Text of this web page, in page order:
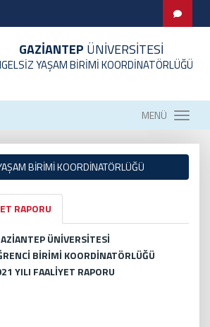
GAZİANTEP ÜNİVERSİTESİ
YAŞAM BİRİMİ KOORDİNATÖRLÜĞÜ
MENÜ
BİRİMİ KOORDİNATÖRLÜĞÜ
RAPORU
ÜNİVERSİTESİ
BİRİMİ KOORDİNATÖRLÜĞÜ
YILI FAALİYET RAPORU